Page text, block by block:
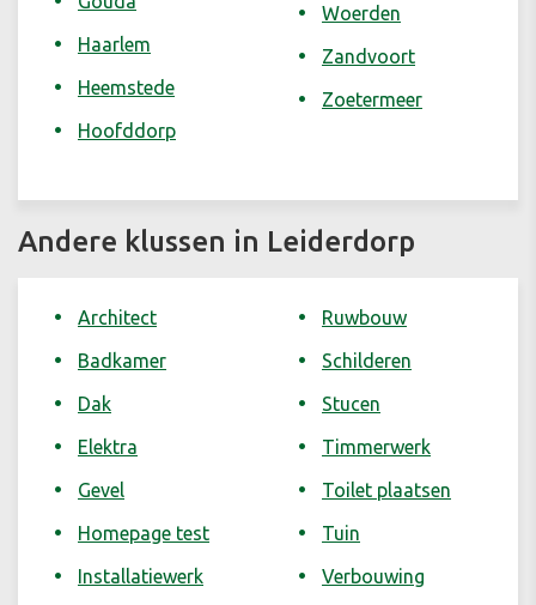
Haarlem
Heemstede
Hoofddorp
Woerden
Zandvoort
Zoetermeer
Andere klussen in Leiderdorp
Architect
Badkamer
Dak
Elektra
Gevel
Homepage test
Installatiewerk
Ruwbouw
Schilderen
Stucen
Timmerwerk
Toilet plaatsen
Tuin
Verbouwing